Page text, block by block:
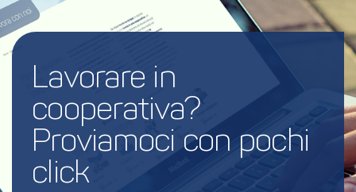
Lavorare in
cooperativa?
Proviamoci con pochi
click